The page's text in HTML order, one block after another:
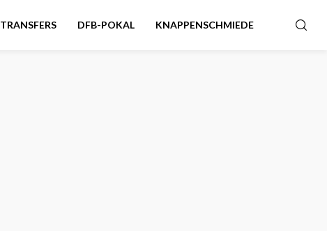
TRANSFERS DFB-POKAL KNAPPENSCHMIEDE